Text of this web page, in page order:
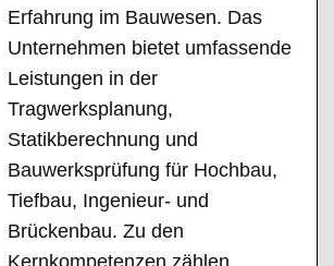
Erfahrung im Bauwesen. Das
Unternehmen bietet umfassende
Leistungen in der
Tragwerksplanung,
Statikberechnung und
Bauwerksprüfung für Hochbau,
Tiefbau, Ingenieur- und
Brückenbau. Zu den